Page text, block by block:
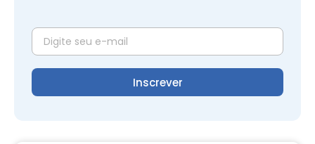
Inscrever